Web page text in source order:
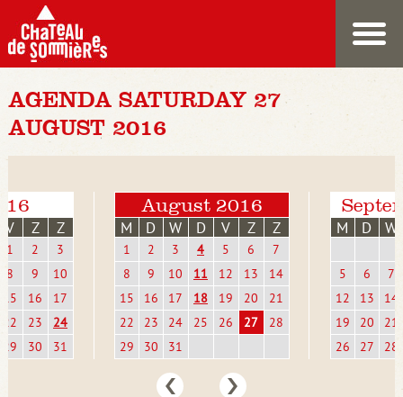
AGENDA SATURDAY 27
AUGUST 2016
V Z Z
1 2
3
8
9
10
15
16
17
22
23
24
29
30 31
August 2016
M D W D V Z Z
1 2 3 4 5 6
7
8
9 10 11 12 13
14
15
16 17 18 19 20
21
22
23 24 25 26 27
28
29
30 31
M D W
5 6
7
12
13
14
19
20
21
26
27 28